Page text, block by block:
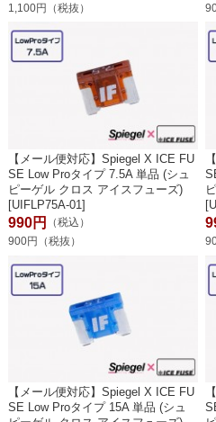
1,100円（税抜）
【メール便対応】Spiegel X ICE FU
SE Low Proタイプ 7.5A 単品 (シュ
ピーゲル クロス アイスフューズ)
[UIFLP75A-01]
990円
（税込）
900円（税抜）
【メール便対応】Spiegel X ICE FU
SE Low Proタイプ 15A 単品 (シュ